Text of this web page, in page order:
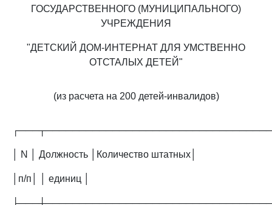
ГОСУДАРСТВЕННОГО (МУНИЦИПАЛЬНОГО)
УЧРЕЖДЕНИЯ
"ДЕТСКИЙ ДОМ-ИНТЕРНАТ ДЛЯ УМСТВЕННО
ОТСТАЛЫХ ДЕТЕЙ"
(из расчета на 200 детей-инвалидов)
│ N │ Должность │Количество штатных│
│п/п│ │ единиц │